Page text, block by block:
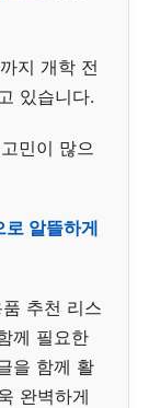
지 개학 전
있습니다.
민이 많으
로 알뜰하게
추천 리스
께 필요한
을 함께 활
완벽하게